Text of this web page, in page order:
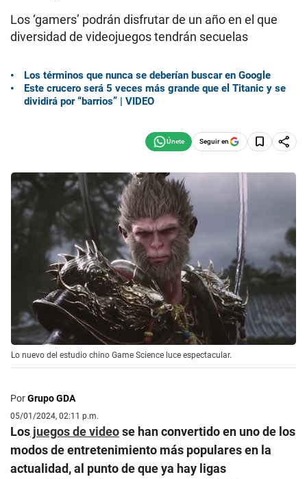
Los ‘gamers’ podrán disfrutar de un año en el que
diversidad de videojuegos tendrán secuelas
Los términos que nunca se deberían buscar en Google
Este crucero será 5 veces más grande que el Titanic y se
dividirá por “barrios” | VIDEO
Seguir en
Lo nuevo del estudio chino Game Science luce espectacular.
PorGrupo GDA
05/01/2024, 02:11 p.m.
Los juegos de videose han convertido en uno de los
modos de entretenimiento más populares en la
actualidad, al punto de que ya hay ligas